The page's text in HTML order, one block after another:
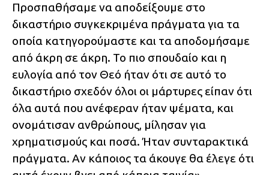
Προσπαθήσαμε να αποδείξουμε στο
δικαστήριο συγκεκριμένα πράγματα για τα
οποία κατηγορούμαστε και τα αποδομήσαμε
από άκρη σε άκρη. Το πιο σπουδαίο και η
ευλογία από τον Θεό ήταν ότι σε αυτό το
δικαστήριο σχεδόν όλοι οι μάρτυρες είπαν ότι
όλα αυτά που ανέφεραν ήταν ψέματα, και
ονομάτισαν ανθρώπους, μίλησαν για
χρηματισμούς και ποσά. Ήταν συνταρακτικά
πράγματα. Αν κάποιος τα άκουγε θα έλεγε ότι